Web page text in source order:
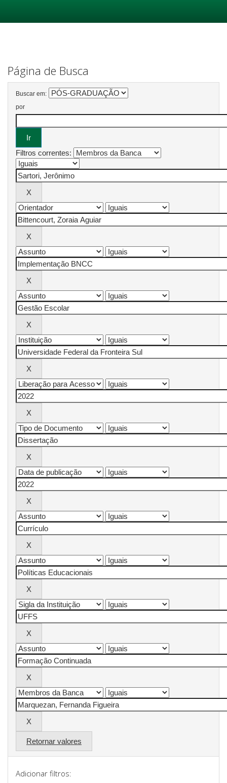
Página de Busca
Buscar em:
por
Filtros correntes:
Retornar valores
Adicionar filtros: